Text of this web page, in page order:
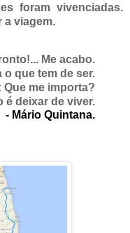
foram vivenciadas.
a viagem.
Me acabo.
o que tem de ser.
Que me importa?
é deixar de viver.
- Mário Quintana.